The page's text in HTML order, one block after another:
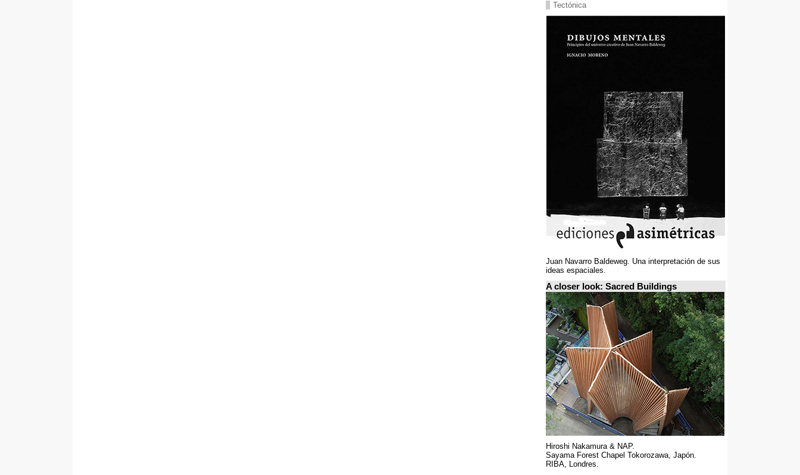
Tectónica
Juan Navarro Baldeweg. Una interpretación de sus
ideas espaciales.
A closer look: Sacred Buildings
Hiroshi Nakamura & NAP.
Sayama Forest Chapel Tokorozawa, Japón.
RIBA, Londres.